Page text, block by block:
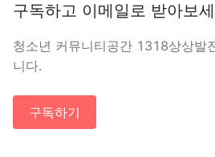
구독하고 이메일로 받아보
청소년 커뮤니티공간 1318상상발
니다.
구독하기